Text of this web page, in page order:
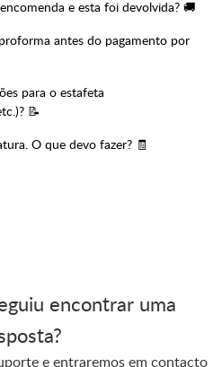
e esta foi devolvida? 🚚
antes do pagamento por
para o estafeta
📝
O que devo fazer? 🧾
encontrar uma
e entraremos em contacto